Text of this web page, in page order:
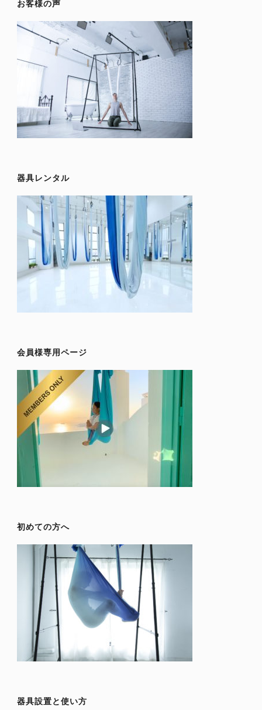
お客様の声
器具レンタル
会員様専用ページ
初めての方へ
器具設置と使い方